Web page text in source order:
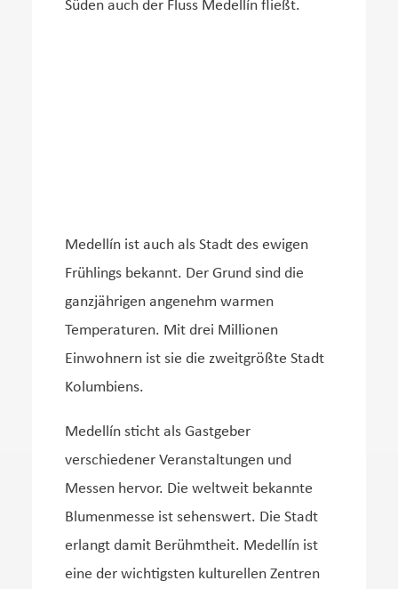
Süden auch der Fluss Medellín fließt.
Medellín ist auch als Stadt des ewigen
Frühlings bekannt. Der Grund sind die
ganzjährigen angenehm warmen
Temperaturen. Mit drei Millionen
Einwohnern ist sie die zweitgrößte Stadt
Kolumbiens.
Medellín sticht als Gastgeber
verschiedener Veranstaltungen und
Messen hervor. Die weltweit bekannte
Blumenmesse ist sehenswert. Die Stadt
erlangt damit Berühmtheit. Medellín ist
eine der wichtigsten kulturellen Zentren